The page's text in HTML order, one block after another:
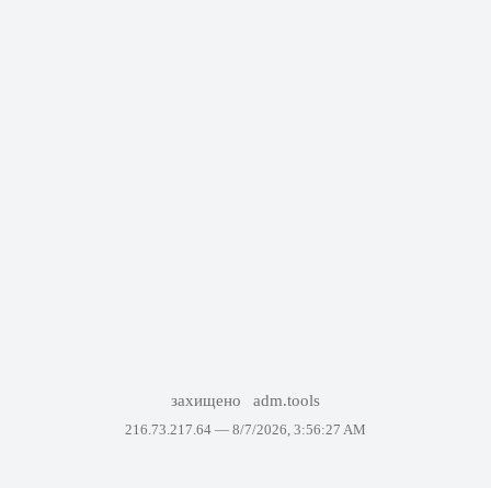
захищено adm.tools
216.73.217.64 — 8/7/2026, 3:56:27 AM